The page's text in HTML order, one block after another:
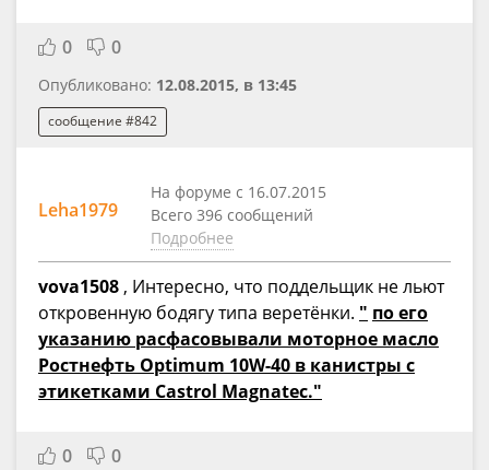
0 0
Опубликовано: 12.08.2015, в 13:45
сообщение #842
Leha1979
На форуме с 16.07.2015
Всего 396 сообщений
Подробнее
vova1508 , Интересно, что поддельщик не льют
откровенную бодягу типа веретёнки. " по его
указанию расфасовывали моторное масло
Ростнефть Optimum 10W-40 в канистры с
этикетками Castrol Magnatec."
0 0